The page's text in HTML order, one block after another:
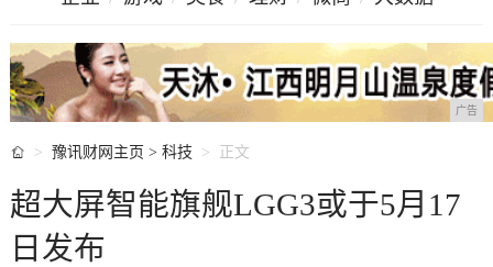
广告
 豫讯财网主页 > 科技 正文
超大屏智能旗舰LGG3或于5月17
日发布